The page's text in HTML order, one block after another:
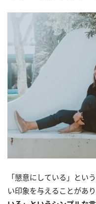
「懇意にしている」とい
い印象を与えることがあ